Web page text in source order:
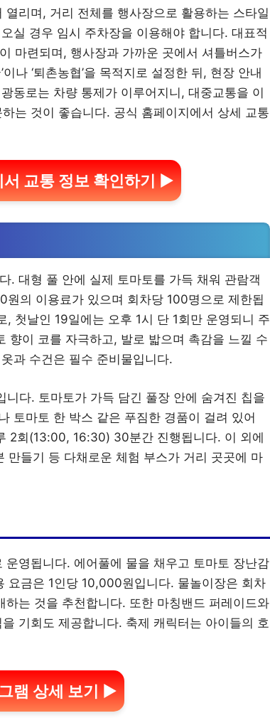
리며, 거리 전체를 행사장으로 활용하는 스타일
실 경우 임시 주차장을 이용해야 합니다. 대표적
마련되며, 행사장과 가까운 곳에서 셔틀버스가
나 ‘퇴촌농협’을 목적지로 설정한 뒤, 현장 안내
동로는 차량 통제가 이루어지니, 대중교통을 이
는 것이 좋습니다. 공식 홈페이지에서 상세 교통
교통 정보 확인하기 ▶
. 대형 풀 안에 실제 토마토를 가득 채워 관람객
의 이용료가 있으며 회차당 100명으로 제한됩
첫날인 19일에는 오후 1시 단 1회만 운영되니 주
향이 코를 자극하고, 발로 밟으며 촉감을 느낄 수
과 수건은 필수 준비물입니다.
니다. 토마토가 가득 담긴 풀장 안에 숨겨진 칩을
토마토 한 박스 같은 푸짐한 경품이 걸려 있어
2회(13:00, 16:30) 30분간 진행됩니다. 이 외에
만들기 등 다채로운 체험 부스가 거리 곳곳에 마
영됩니다. 에어풀에 물을 채우고 토마토 장난감
요금은 1인당 10,000원입니다. 물놀이장은 회차
는 것을 추천합니다. 또한 마칭밴드 퍼레이드와
을 기회도 제공합니다. 축제 캐릭터는 아이들의 호
램 상세 보기 ▶